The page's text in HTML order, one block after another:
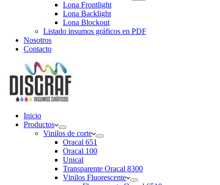
Lona Frontlight
Lona Backlight
Lona Blockout
Listado insumos gráficos en PDF
Nosotros
Contacto
Inicio
Productos
Vinilos de corte
Oracal 651
Oracal 100
Unical
Transparente Oracal 8300
Vinilos Fluorescente